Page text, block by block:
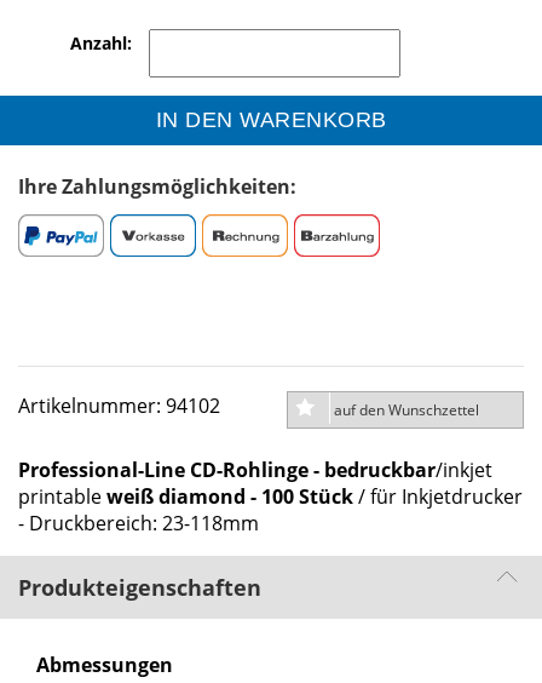
Anzahl:
IN DEN WARENKORB
Ihre Zahlungsmöglichkeiten:
Artikelnummer: 94102 auf den Wunschzettel
Professional-Line CD-Rohlinge - bedruckbar/inkjet
printableweiß diamond - 100 Stück/ für Inkjetdrucker
- Druckbereich: 23-118mm
Produkteigenschaften
Abmessungen